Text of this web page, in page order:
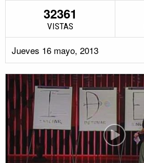
32361
VISTAS
Jueves 16 mayo, 2013